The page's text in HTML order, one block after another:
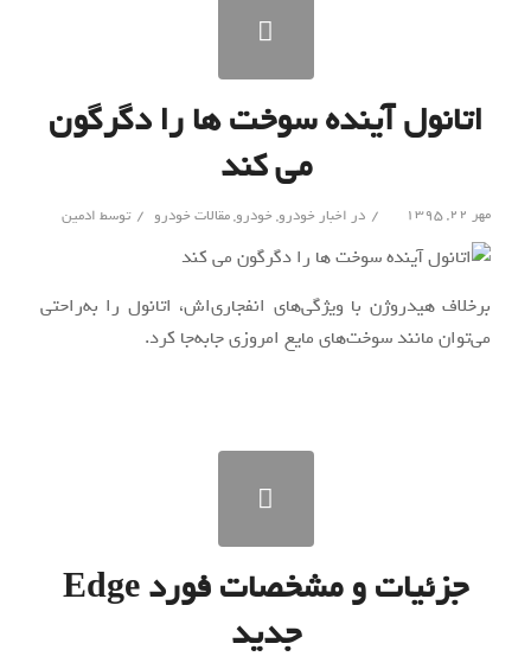
اتانول آینده سوخت ها را دگرگون
می کند
مهر ۲۲, ۱۳۹۵ / در اخبار خودرو,خودرو,مقالات خودرو / توسط ادمین
برخلاف هیدروژن با ویژگی‌های انفجاری‌اش، اتانول را به‌راحتی
می‌توان مانند سوخت‌های مایع امروزی جابه‌جا کرد.
جزئیات و مشخصات فورد Edge
جدید